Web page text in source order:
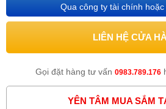
Qua công ty tài chính
LIÊN HỆ CỬA
Gọi đặt hàng tư vấn 0983.789.176
YÊN TÂM MUA SẮM